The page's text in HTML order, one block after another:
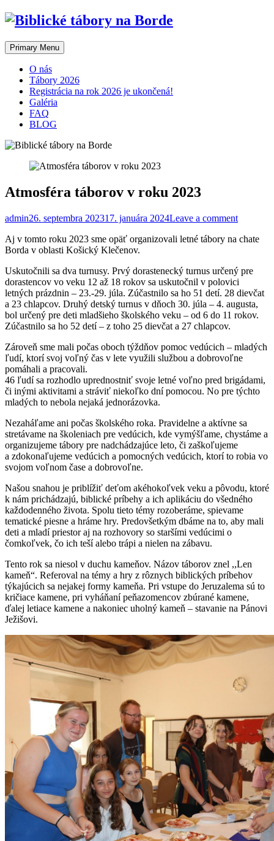
Skip
content
Primary Menu
O nás
Tábory 2026
Registrácia na rok 2026 je ukončená!
Galéria
FAQ
BLOG
Atmosféra táborov v roku 2023
admin26. septembra 202317. januára 2024Leave a comment
Aj v tomto roku 2023 sme opäť organizovali letné tábory na chate
Borda v oblasti Košický Klečenov.
Uskutočnili sa dva turnusy. Prvý dorastenecký turnus určený pre
dorastencov vo veku 12 až 18 rokov sa uskutočnil v polovici
letných prázdnin – 23.-29. júla. Zúčastnilo sa ho 51 detí. 28 dievčat
a 23 chlapcov. Druhý detský turnus v dňoch 30. júla – 4. augusta,
bol určený pre deti mladšieho školského veku – od 6 do 11 rokov.
Zúčastnilo sa ho 52 detí – z toho 25 dievčat a 27 chlapcov.
Zároveň sme mali počas oboch týždňov pomoc vedúcich – mladých
ľudí, ktorí svoj voľný čas v lete využili službou a dobrovoľne
pomáhali a pracovali.
46 ľudí sa rozhodlo uprednostniť svoje letné voľno pred brigádami,
či inými aktivitami a stráviť niekoľko dní pomocou. No pre týchto
mladých to nebola nejaká jednorázovka.
Nezaháľame ani počas školského roka. Pravidelne a aktívne sa
stretávame na školeniach pre vedúcich, kde vymýšľame, chystáme a
organizujeme tábory pre nadchádzajúce leto, či zaškoľujeme
a zdokonaľujeme vedúcich a pomocných vedúcich, ktorí to robia vo
svojom voľnom čase a dobrovoľne.
Našou snahou je priblížiť deťom akéhokoľvek veku a pôvodu, ktoré
k nám prichádzajú, biblické príbehy a ich aplikáciu do všedného
každodenného života. Spolu tieto témy rozoberáme, spievame
tematické piesne a hráme hry. Predovšetkým dbáme na to, aby mali
deti a mladí priestor aj na rozhovory so staršími vedúcimi o
čomkoľvek, čo ich teší alebo trápi a nielen na zábavu.
Tento rok sa niesol v duchu kameňov. Názov táborov znel ,,Len
kameň“. Referoval na témy a hry z rôznych biblických príbehov
týkajúcich sa nejakej formy kameňa. Pri vstupe do Jeruzalema sú to
kričiace kamene, pri vyháňaní peňazomencov zbúrané kamene,
ďalej letiace kamene a nakoniec uholný kameň – stavanie na Pánovi
Ježišovi.